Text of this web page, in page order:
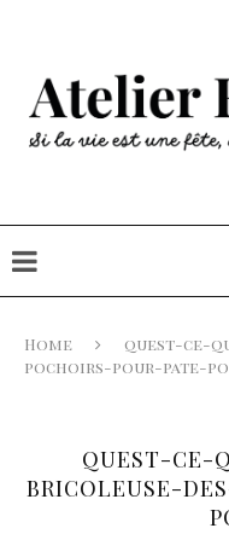
Home
quest-ce-
pochoirs-pour-pate-
QUEST-CE-
BRICOLEUSE-